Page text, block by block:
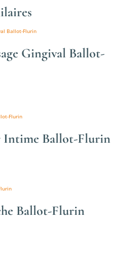
Gingival Ballot-
Intime Ballot-Flurin
Ballot-Flurin